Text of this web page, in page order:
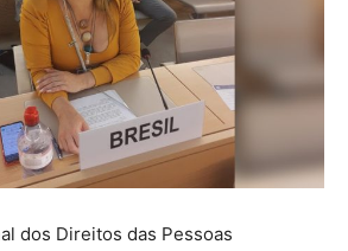
dos Direitos das Pessoas